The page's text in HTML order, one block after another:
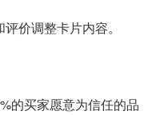
价调整卡片内容。
的买家愿意为信任的品